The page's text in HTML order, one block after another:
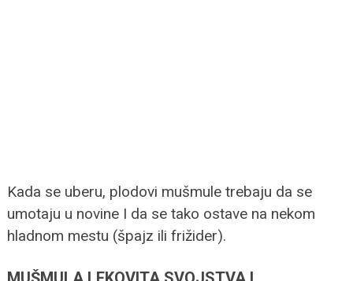
Kada se uberu, plodovi mušmule trebaju da se
umotaju u novine I da se tako ostave na nekom
hladnom mestu (špajz ili frižider).